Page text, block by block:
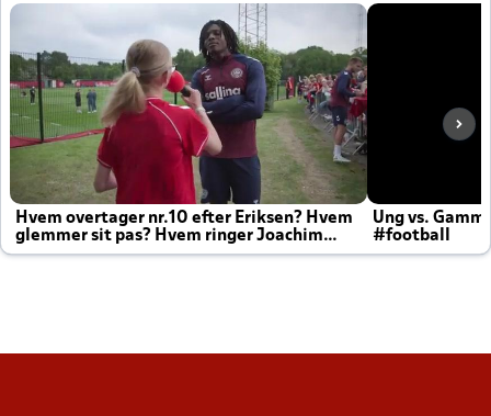
Hvem overtager nr.10 efter Eriksen? Hvem
glemmer sit pas? Hvem ringer Joachim
altid til efter kampe?
Ung vs.
#football